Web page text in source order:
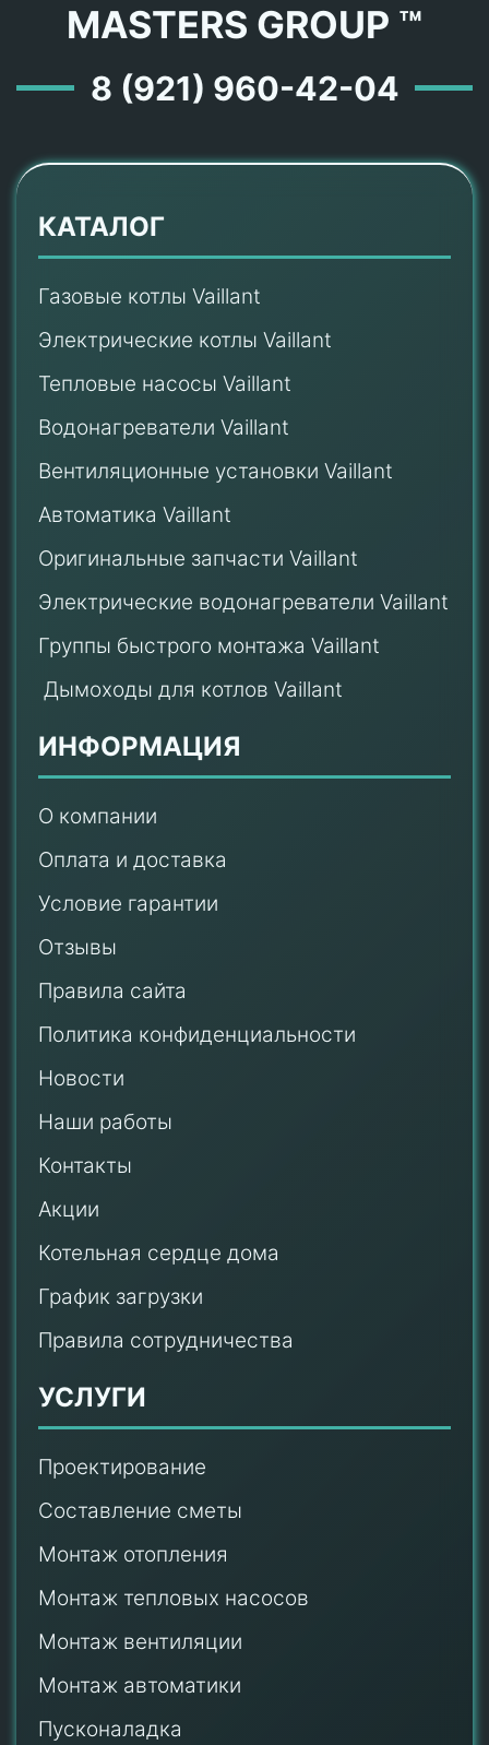
MASTERS GROUP ™
8 (921) 960-42-04
КАТАЛОГ
Газовые котлы Vaillant
Электрические котлы Vaillant
Тепловые насосы Vaillant
Водонагреватели Vaillant
Вентиляционные установки Vaillant
Автоматика Vaillant
Оригинальные запчасти Vaillant
Электрические водонагреватели Vaillant
Группы быстрого монтажа Vaillant
Дымоходы для котлов Vaillant
ИНФОРМАЦИЯ
О компании
Оплата и доставка
Условие гарантии
Отзывы
Правила сайта
Политика конфиденциальности
Новости
Наши работы
Контакты
Акции
Котельная сердце дома
График загрузки
Правила сотрудничества
УСЛУГИ
Проектирование
Составление сметы
Монтаж отопления
Монтаж тепловых насосов
Монтаж вентиляции
Монтаж автоматики
Пусконаладка